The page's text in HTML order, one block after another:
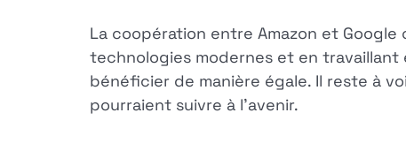
La coopération entre Amazon et
technologies modernes et en
bénéficier de manière égale. Il reste à
pourraient suivre à l'avenir.